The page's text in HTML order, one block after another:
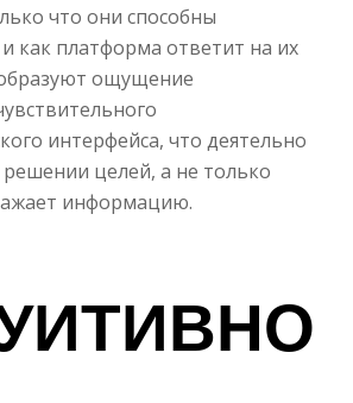
что они способны
как платформа ответит на их
ощущение
интерфейса, что деятельно
решении целей, а не только
информацию.